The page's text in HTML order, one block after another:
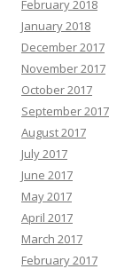
February 2018
January 2018
December 2017
November 2017
October 2017
September 2017
August 2017
July 2017
June 2017
May 2017
April 2017
March 2017
February 2017